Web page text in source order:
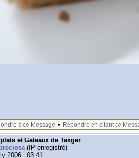
à ce Message • Rèpondre en citant ce
et Gateaux de Tanger
preciosa(IP enregistrè)
2006 : 03:41